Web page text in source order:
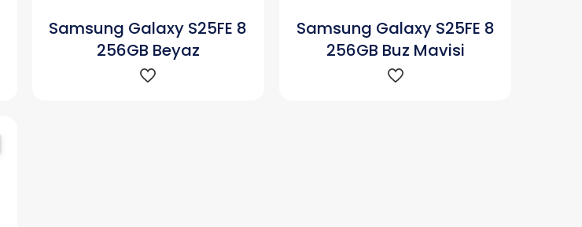
Samsung Galaxy S25FE 8
256GB Beyaz
Samsung Galaxy S25FE 8
256GB Buz Mavisi